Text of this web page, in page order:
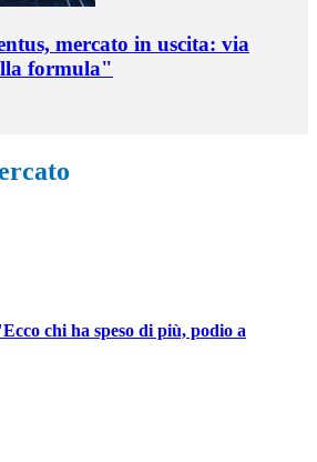
mercato in uscita: via
formula"
chi ha speso di più, podio a